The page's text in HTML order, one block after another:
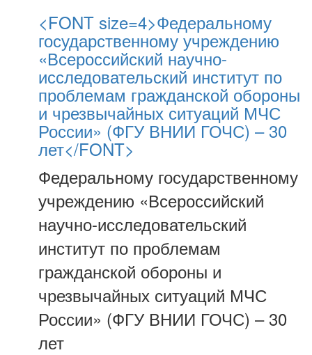
<FONT size=4>Федеральному
государственному учреждению
«Всероссийский научно-
исследовательский институт по
проблемам гражданской обороны
и чрезвычайных ситуаций МЧС
России» (ФГУ ВНИИ ГОЧС) – 30
лет</FONT>
Федеральному государственному
учреждению «Всероссийский
научно-исследовательский
институт по проблемам
гражданской обороны и
чрезвычайных ситуаций МЧС
России» (ФГУ ВНИИ ГОЧС) – 30
лет